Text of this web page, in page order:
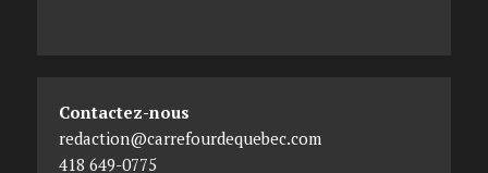
Contactez-nous
redaction@carrefourdequebec.com
418 649-0775